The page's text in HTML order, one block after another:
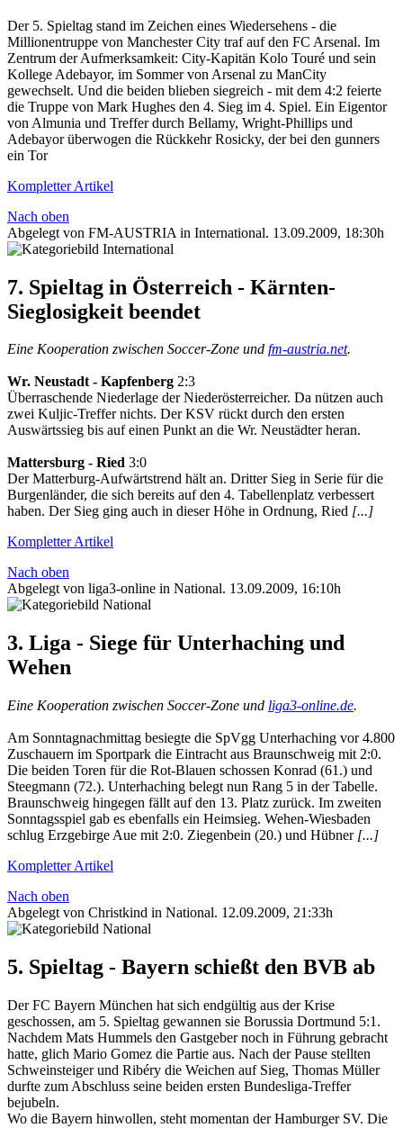
Der 5. Spieltag stand im Zeichen eines Wiedersehens - die
Millionentruppe von Manchester City traf auf den FC Arsenal. Im
Zentrum der Aufmerksamkeit: City-Kapitän Kolo Touré und sein
Kollege Adebayor, im Sommer von Arsenal zu ManCity
gewechselt. Und die beiden blieben siegreich - mit dem 4:2 feierte
die Truppe von Mark Hughes den 4. Sieg im 4. Spiel. Ein Eigentor
von Almunia und Treffer durch Bellamy, Wright-Phillips und
Adebayor überwogen die Rückkehr Rosicky, der bei den gunners
ein Tor
Kompletter Artikel
Nach oben
Abgelegt von FM-AUSTRIA in International. 13.09.2009, 18:30h
7. Spieltag in Österreich - Kärnten-
Sieglosigkeit beendet
Eine Kooperation zwischen Soccer-Zone und fm-austria.net.
Wr. Neustadt - Kapfenberg 2:3
Überraschende Niederlage der Niederösterreicher. Da nützen auch
zwei Kuljic-Treffer nichts. Der KSV rückt durch den ersten
Auswärtssieg bis auf einen Punkt an die Wr. Neustädter heran.
Mattersburg - Ried 3:0
Der Matterburg-Aufwärtstrend hält an. Dritter Sieg in Serie für die
Burgenländer, die sich bereits auf den 4. Tabellenplatz verbessert
haben. Der Sieg ging auch in dieser Höhe in Ordnung, Ried [...]
Kompletter Artikel
Nach oben
Abgelegt von liga3-online in National. 13.09.2009, 16:10h
3. Liga - Siege für Unterhaching und
Wehen
Eine Kooperation zwischen Soccer-Zone und liga3-online.de.
Am Sonntagnachmittag besiegte die SpVgg Unterhaching vor 4.800
Zuschauern im Sportpark die Eintracht aus Braunschweig mit 2:0.
Die beiden Toren für die Rot-Blauen schossen Konrad (61.) und
Steegmann (72.). Unterhaching belegt nun Rang 5 in der Tabelle.
Braunschweig hingegen fällt auf den 13. Platz zurück. Im zweiten
Sonntagsspiel gab es ebenfalls ein Heimsieg. Wehen-Wiesbaden
schlug Erzgebirge Aue mit 2:0. Ziegenbein (20.) und Hübner [...]
Kompletter Artikel
Nach oben
Abgelegt von Christkind in National. 12.09.2009, 21:33h
5. Spieltag - Bayern schießt den BVB ab
Der FC Bayern München hat sich endgültig aus der Krise
geschossen, am 5. Spieltag gewannen sie Borussia Dortmund 5:1.
Nachdem Mats Hummels den Gastgeber noch in Führung gebracht
hatte, glich Mario Gomez die Partie aus. Nach der Pause stellten
Schweinsteiger und Ribéry die Weichen auf Sieg, Thomas Müller
durfte zum Abschluss seine beiden ersten Bundesliga-Treffer
bejubeln.
Wo die Bayern hinwollen, steht momentan der Hamburger SV. Die